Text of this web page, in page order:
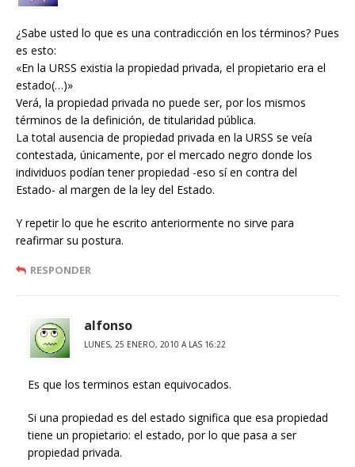
¿Sabe usted lo que es una contradicción en los términos? Pues
es esto:
«En la URSS existia la propiedad privada, el propietario era el
estado(…)»
Verá, la propiedad privada no puede ser, por los mismos
términos de la definición, de titularidad pública.
La total ausencia de propiedad privada en la URSS se veía
contestada, únicamente, por el mercado negro donde los
individuos podían tener propiedad -eso sí en contra del
Estado- al margen de la ley del Estado.
Y repetir lo que he escrito anteriormente no sirve para
reafirmar su postura.
RESPONDER
alfonso
LUNES, 25 ENERO, 2010 A LAS 16:22
Es que los terminos estan equivocados.
Si una propiedad es del estado significa que esa propiedad
tiene un propietario: el estado, por lo que pasa a ser
propiedad privada.